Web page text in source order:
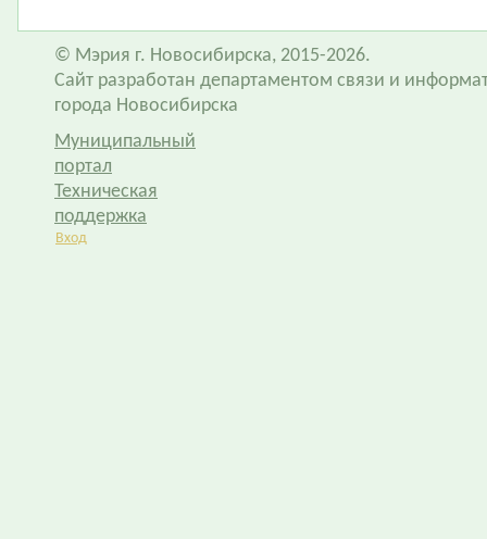
© Мэрия г. Новосибирска, 2015-2026.
Сайт разработан департаментом связи и
города Новосибирска
Муниципальный
портал
Техническая
поддержка
Вход